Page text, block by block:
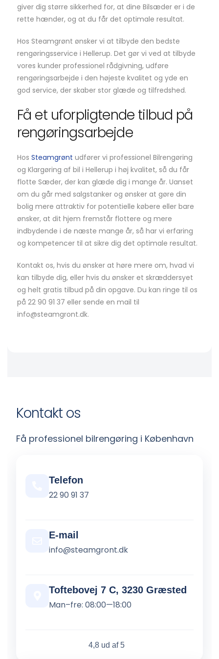
giver dig større sikkerhed for, at dine Bilsæder er i de
rette hænder, og at du får det optimale resultat.
Hos Steamgrønt ønsker vi at tilbyde den bedste
rengøringsservice i Hellerup. Det gør vi ved at tilbyde
vores kunder professionel rådgivning, udføre
rengøringsarbejde i den højeste kvalitet og yde en
god service, der skaber stor glæde og tilfredshed.
Få et uforpligtende tilbud på
rengøringsarbejde
Hos Steamgrønt udfører vi professionel Bilrengøring
og Klargøring af bil i Hellerup i høj kvalitet, så du får
flotte Sæder, der kan glæde dig i mange år. Uanset
om du går med salgstanker og ønsker at gøre din
bolig mere attraktiv for potentielle købere eller bare
ønsker, at dit hjem fremstår flottere og mere
indbydende i de næste mange år, så har vi erfaring
og kompetencer til at sikre dig det optimale resultat.
Kontakt os, hvis du ønsker at høre mere om, hvad vi
kan tilbyde dig, eller hvis du ønsker et skræddersyet
og helt gratis tilbud på din opgave. Du kan ringe til os
på 22 90 91 37 eller sende en mail til
info@steamgront.dk.
Kontakt os
Få professionel bilrengøring i København
Telefon
22 90 91 37
E-mail
info@steamgront.dk
Toftebovej 7 C, 3230 Græsted
Man–fre: 08:00—18:00
4,8 ud af 5